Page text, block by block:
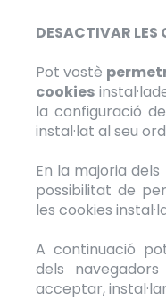
DESACTIVAR LES
Pot vostè
cookies
la configuració
instal·lat al seu
En la majoria
possibilitat de
les cookies
A continuació
dels
acceptar,